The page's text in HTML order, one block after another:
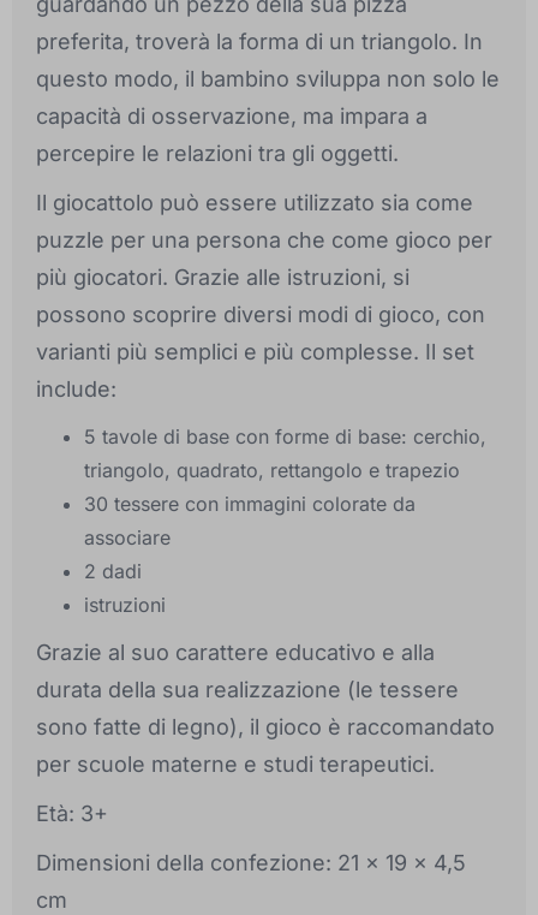
preferita, troverà la forma di un triangolo. In
questo modo, il bambino sviluppa non solo le
capacità di osservazione, ma impara a
percepire le relazioni tra gli oggetti.
Il giocattolo può essere utilizzato sia come
puzzle per una persona che come gioco per
più giocatori. Grazie alle istruzioni, si
possono scoprire diversi modi di gioco, con
varianti più semplici e più complesse. Il set
include:
5 tavole di base con forme di base: cerchio,
triangolo, quadrato, rettangolo e trapezio
30 tessere con immagini colorate da
associare
2 dadi
istruzioni
Grazie al suo carattere educativo e alla
durata della sua realizzazione (le tessere
sono fatte di legno), il gioco è raccomandato
per scuole materne e studi terapeutici.
Età: 3+
Dimensioni della confezione: 21 x 19 x 4,5
cm